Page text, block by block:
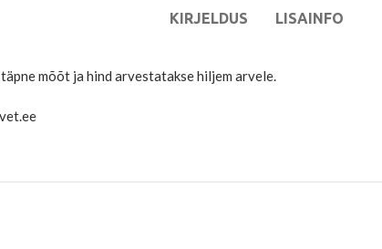
KIRJELDUS LISAINFO
mõõt ja hind arvestatakse hiljem arvele.